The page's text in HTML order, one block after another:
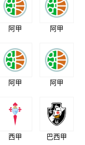
阿甲 阿甲
阿甲 阿甲
西甲 巴西甲